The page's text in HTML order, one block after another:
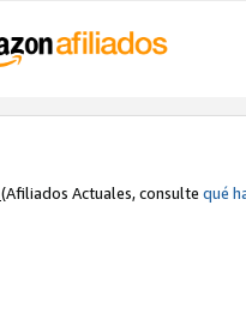
(Afiliados Actuales, consulte qué